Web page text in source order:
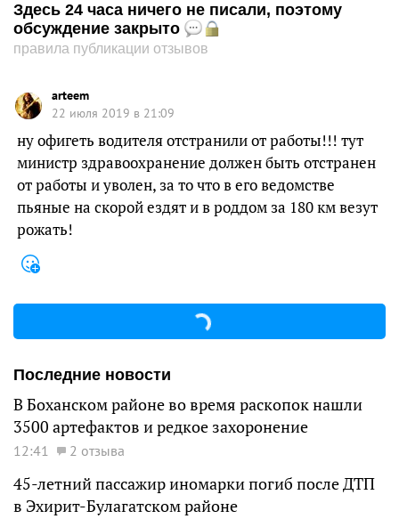
Здесь 24 часа ничего не писали, поэтому
обсуждение закрыто
правила публикации отзывов
arteem
22 июля 2019 в 21:09
ну офигеть водителя отстранили от работы!!! тут
министр здравоохранение должен быть отстранен
от работы и уволен, за то что в его ведомстве
пьяные на скорой ездят и в роддом за 180 км везут
рожать!
Последние новости
В Боханском районе во время раскопок нашли
3500 артефактов и редкое захоронение
12:41 2 отзыва
45-летний пассажир иномарки погиб после ДТП
в Эхирит-Булагатском районе